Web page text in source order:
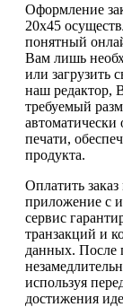
Оформление
20х45
понятный
Вам лишь
или загрузить
наш редактор,
требуемый
печати,
продукта.
Оплатить
приложение с
сервис
транзакций и
данных. После
используя
достижения